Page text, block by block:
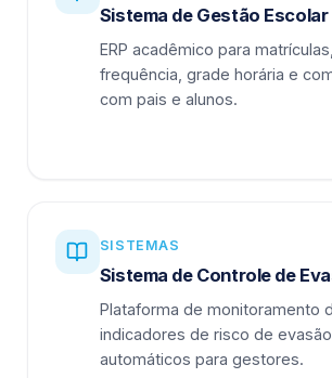
Sistema de Gestão Escolar
ERP acadêmico para
frequência, grade horária e
com pais e alunos.
SISTEMAS
Sistema de Controle de
Plataforma de monitoramento
indicadores de risco de
automáticos para gestores.